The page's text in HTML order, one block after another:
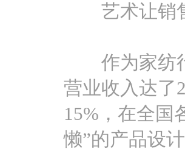
艺术让销
作为家纺行
营业收入达了
15%，在全国
懒”的产品设